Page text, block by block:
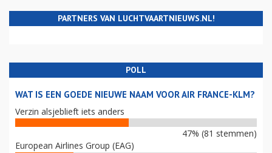
PARTNERS VAN LUCHTVAARTNIEUWS.NL!
POLL
WAT IS EEN GOEDE NIEUWE NAAM VOOR AIR FRANCE-KLM?
Verzin alsjeblieft iets anders
47% (81 stemmen)
European Airlines Group (EAG)